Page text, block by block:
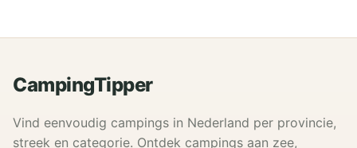
CampingTipper
Vind eenvoudig campings in Nederland per provincie,
streek en categorie. Ontdek campings aan zee,